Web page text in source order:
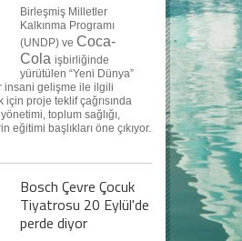
Birleşmiş Milletler
Kalkınma Programı
(UNDP) ve Coca-
Cola işbirliğinde
yürütülen “Yeni Dünya”
insani gelişme ile ilgili
proje teklif çağrısında
toplum sağlığı,
eğitimi başlıkları öne çıkıyor.
Bosch Çevre Çocuk
Tiyatrosu 20 Eylül'de
perde diyor